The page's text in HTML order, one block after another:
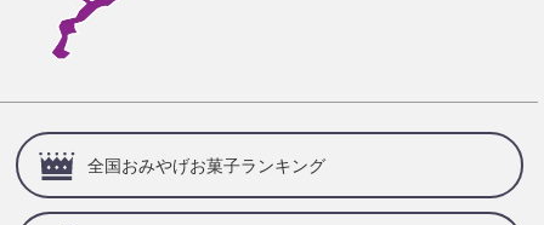
全国おみやげお菓子ランキング